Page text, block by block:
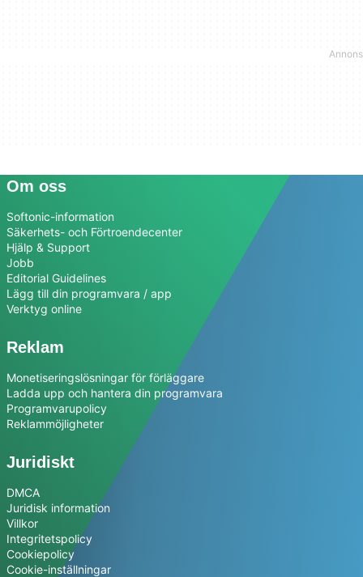
Om oss
Softonic-information
Säkerhets- och Förtroendecenter
Hjälp & Support
Jobb
Editorial Guidelines
Lägg till din programvara / app
Verktyg online
Reklam
Monetiseringslösningar för förläggare
Ladda upp och hantera din programvara
Programvarupolicy
Reklammöjligheter
Juridiskt
DMCA
Juridisk information
Villkor
Integritetspolicy
Cookiepolicy
Cookie-inställningar